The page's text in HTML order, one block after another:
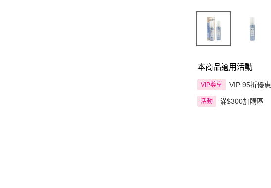
本商品適用活動
VIP尊享 VIP 95折優惠
活動 滿$300加購區